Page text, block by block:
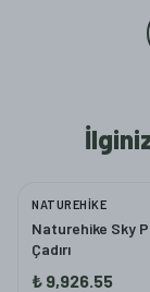
NATUREHIKE
Naturehike Sky
Çadırı
₺ 9,926.55